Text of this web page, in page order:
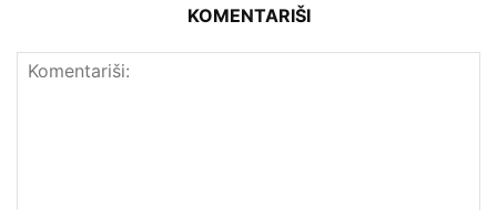
KOMENTARIŠI